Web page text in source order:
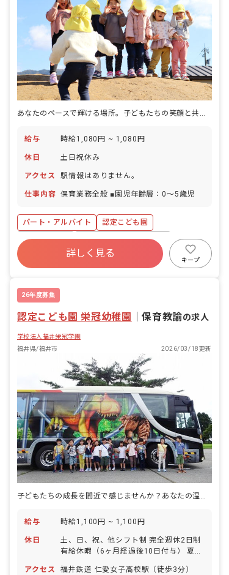
給与 時給1,080円 ~ 1,080円
休日 土日祝休み
アクセス 駅情報はありません。
仕事内容 保育業務全般 ■園児年齢層：0～5歳児
パート・アルバイト
認定こども園
アットホーム
寮・住宅・家賃補助あり
社会保険完備
土日祝休み
詳しく見る
キープ
26年度募集
認定こども園 栄冠幼稚園 ｜保育教諭の求人
学校法人福井栄冠学園
福井県/福井市
2026/03/18更新
子どもたちの成長を間近で感じませんか？あなたの温かい手が未来を育みます。
給与 時給1,100円 ~ 1,100円
休日
土、日、祝、他シフト制 完全週休2日制
有給休暇（6ヶ月経過後10日付与） 夏季
アクセス
福井鉄道 仁愛女子高校駅（徒歩3分）